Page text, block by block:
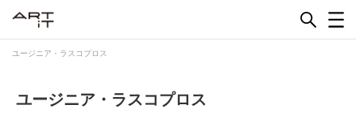
ユージニア・ラスコプロス
ユージニア・ラスコプロス